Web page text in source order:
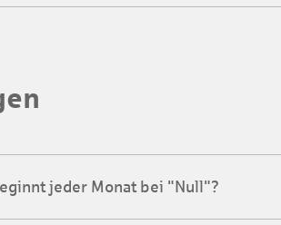
jeder Monat bei "Null"?